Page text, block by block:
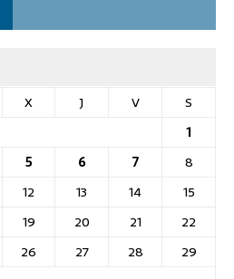
X J V
S
1
5 6 7
8
12 13 14
15
19 20 21
22
26 27 28
29